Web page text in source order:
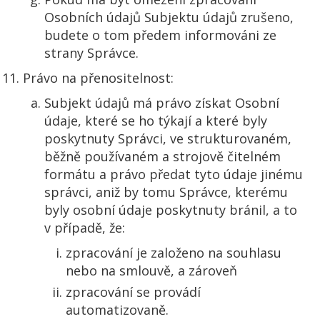
Osobních údajů Subjektu údajů zrušeno,
budete o tom předem informováni ze
strany Správce.
Právo na přenositelnost:
Subjekt údajů má právo získat Osobní
údaje, které se ho týkají a které byly
poskytnuty Správci, ve strukturovaném,
běžně používaném a strojově čitelném
formátu a právo předat tyto údaje jinému
správci, aniž by tomu Správce, kterému
byly osobní údaje poskytnuty bránil, a to
v případě, že:
zpracování je založeno na souhlasu
nebo na smlouvě, a zároveň
zpracování se provádí
automatizovaně.